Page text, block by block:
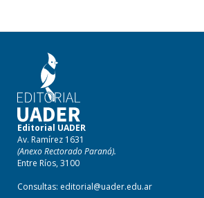
Editorial UADER
Av. Ramírez 1631
(Anexo Rectorado Paraná).
Entre Ríos, 3100
Consultas: editorial@uader.edu.ar